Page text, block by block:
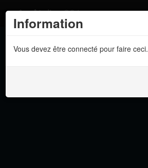
Information
Vous devez être connecté pour faire ceci.
Atelier 801
Dev Tracker
Langue